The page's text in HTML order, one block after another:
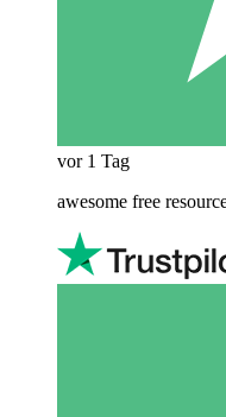
vor 1 Tag
awesome free